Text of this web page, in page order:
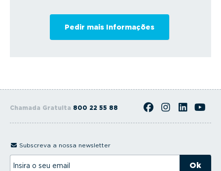
Chamada Gratuita 800 22 55 88
Subscreva a nossa newsletter